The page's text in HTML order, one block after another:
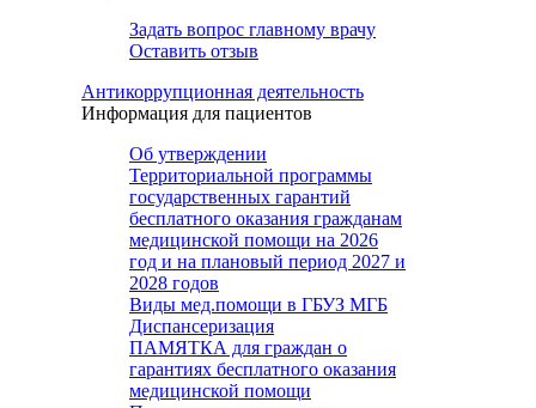
Задать вопрос главному врачу
Оставить отзыв
Антикоррупционная деятельность
Информация для пациентов
Об утверждении
Территориальной программы
государственных гарантий
бесплатного оказания гражданам
медицинской помощи на 2026
год и на плановый период 2027 и
2028 годов
Виды мед.помощи в ГБУЗ МГБ
Диспансеризация
ПАМЯТКА для граждан о
гарантиях бесплатного оказания
медицинской помощи